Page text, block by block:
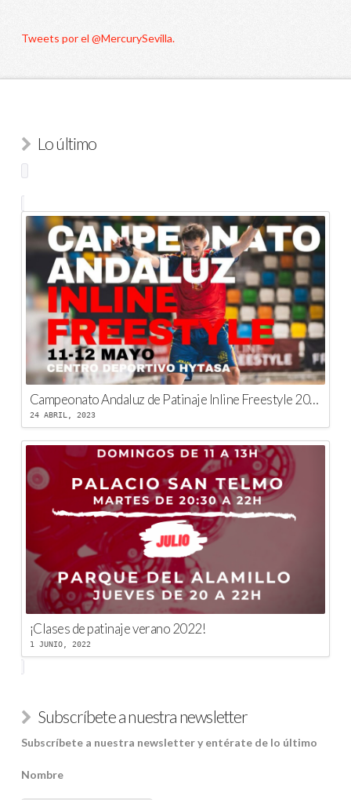
Tweets por el @MercurySevilla.
Lo último
Campeonato Andaluz de Patinaje Inline Freestyle 2023
24 ABRIL, 2023
¡Clases de patinaje verano 2022!
1 JUNIO, 2022
Subscríbete a nuestra newsletter
Subscríbete a nuestra newsletter y entérate de lo último
Nombre